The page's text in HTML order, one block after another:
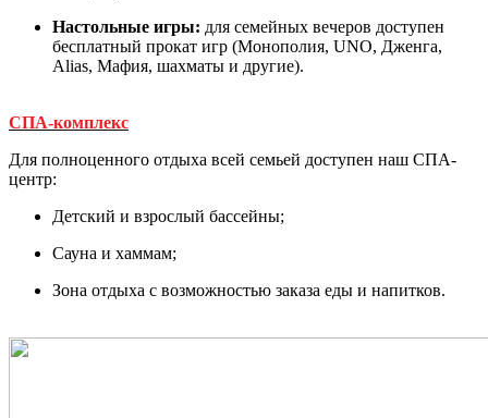
Настольные игры: для семейных вечеров доступен
бесплатный прокат игр (Монополия, UNO, Дженга,
Alias, Мафия, шахматы и другие).
СПА-комплекс
Для полноценного отдыха всей семьей доступен наш СПА-
центр:
Детский и взрослый бассейны;
Сауна и хаммам;
Зона отдыха с возможностью заказа еды и напитков.